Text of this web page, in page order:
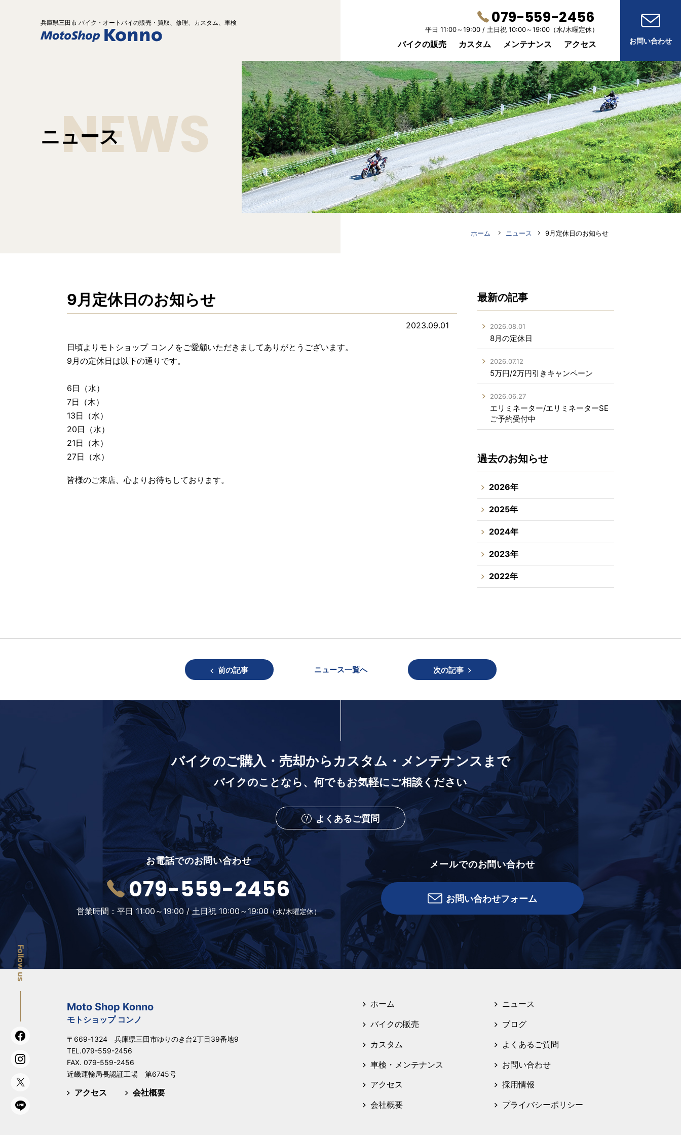
兵庫県三田市 バイク ・オートバイの販売・買取、修理、カスタム、車検 079-559-2456
平日 11:00～19:00 / 土日祝 10:00～19:00（水/木曜定休）
バイクの販売 カスタム メンテナンス アクセス お問い合わせ
ニュース
NEWS
ホーム ニュース 9月定休日のお知らせ
9月定休日のお知らせ
2023.09.01
日頃よりモトショップ コンノをご愛顧いただきましてありがとうございます。
9月の定休日は以下の通りです。
6日（水）
7日（木）
13日（水）
20日（水）
21日（木）
27日（水）
皆様のご来店、心よりお待ちしております。
最新の記事
2026.08.01
8月の定休日
2026.07.12
5万円/2万円引きキャンペーン
2026.06.27
エリミネーター/エリミネーターSE
ご予約受付中
過去のお知らせ
2026年
2025年
2024年
2023年
2022年
前の記事 ニュース一覧へ 次の記事
バイクのご購入・売却から カスタム・メンテナンスまで
バイクのことなら、何でもお気軽にご相談ください
よくあるご質問
お電話でのお問い合わせ
079-559-2456
営業時間： 平日 11:00～19:00 /土日祝 10:00～19:00（水/木曜定休）
メールでのお問い合わせ
お問い合わせフォーム
Moto Shop Konno
モトショップ コンノ
〒669-1324 兵庫県三田市ゆりのき台2丁目39番地9
TEL.079-559-2456
FAX. 079-559-2456
近畿運輸局長認証工場 第6745号
アクセス 会社概要
ホーム
バイクの販売
カスタム
車検・メンテナンス
アクセス
会社概要
ニュース
ブログ
よくあるご質問
お問い合わせ
採用情報
プライバシーポリシー
Follow us